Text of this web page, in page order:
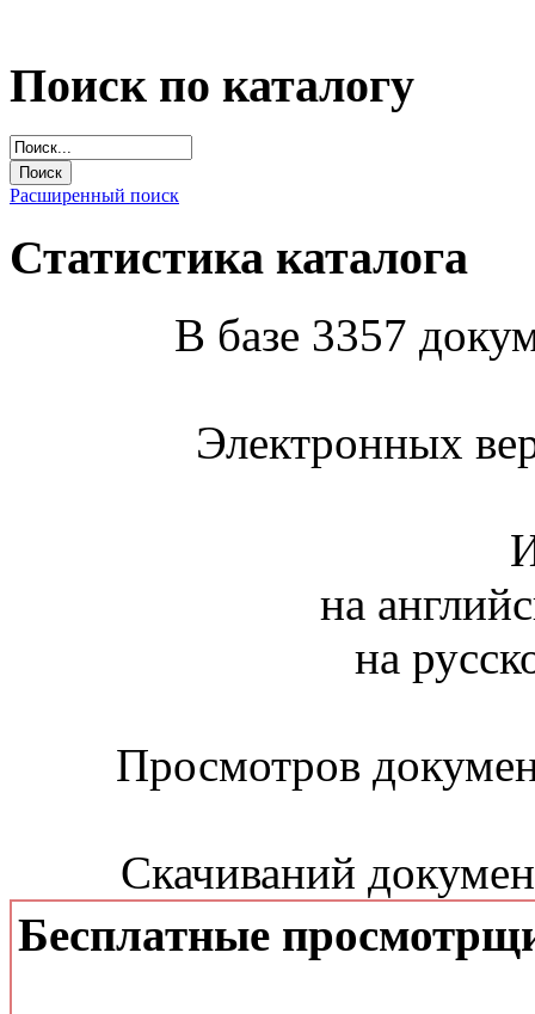
Поиск по каталогу
Расширенный поиск
Статистика каталога
В базе 3357
Электронных
на
на
Просмотров
Скачиваний
Бесплатные